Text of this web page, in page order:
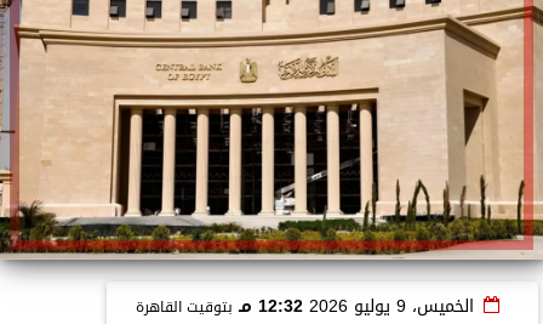
الخميس، 9 يوليو 2026 12:32 مـ بتوقيت القاهرة